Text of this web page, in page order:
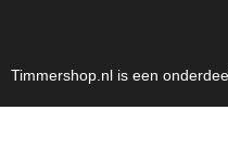
Timmershop.nl is een